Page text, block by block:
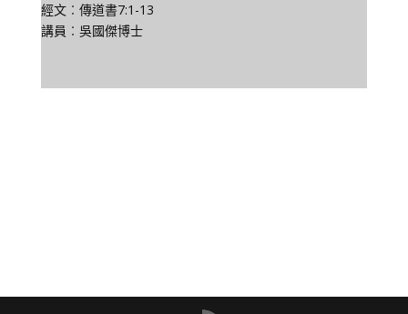
經文︰傳道書7:1-13
講員︰吳國傑博士